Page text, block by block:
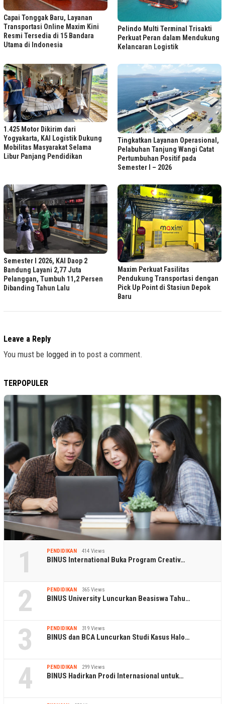
Capai Tonggak Baru, Layanan
Transportasi Online Maxim Kini
Resmi Tersedia di 15 Bandara
Utama di Indonesia
Pelindo Multi Terminal Trisakti
Perkuat Peran dalam Mendukung
Kelancaran Logistik
1.425 Motor Dikirim dari
Yogyakarta, KAI Logistik Dukung
Mobilitas Masyarakat Selama
Libur Panjang Pendidikan
Tingkatkan Layanan Operasional,
Pelabuhan Tanjung Wangi Catat
Pertumbuhan Positif pada
Semester I – 2026
Semester I 2026, KAI Daop 2
Bandung Layani 2,77 Juta
Pelanggan, Tumbuh 11,2 Persen
Dibanding Tahun Lalu
Maxim Perkuat Fasilitas
Pendukung Transportasi dengan
Pick Up Point di Stasiun Depok
Baru
Leave a Reply
You must be logged in to post a comment.
TERPOPULER
1 PENDIDIKAN 414 Views
BINUS International Buka Program Creativ…
2 PENDIDIKAN 365 Views
BINUS University Luncurkan Beasiswa Tahu…
3 PENDIDIKAN 319 Views
BINUS dan BCA Luncurkan Studi Kasus Halo…
4 PENDIDIKAN 299 Views
BINUS Hadirkan Prodi Internasional untuk…